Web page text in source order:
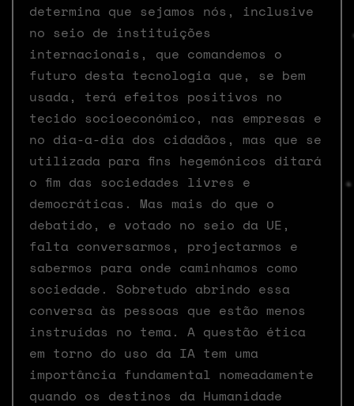
determina que sejamos nós, inclusive
no seio de instituições
internacionais, que comandemos o
futuro desta tecnologia que, se bem
usada, terá efeitos positivos no
tecido socioeconómico, nas empresas e
no dia-a-dia dos cidadãos, mas que se
utilizada para fins hegemónicos ditará
o fim das sociedades livres e
democráticas. Mas mais do que o
debatido, e votado no seio da UE,
falta conversarmos, projectarmos e
sabermos para onde caminhamos como
sociedade. Sobretudo abrindo essa
conversa às pessoas que estão menos
instruídas no tema. A questão ética
em torno do uso da IA tem uma
importância fundamental nomeadamente
quando os destinos da Humanidade